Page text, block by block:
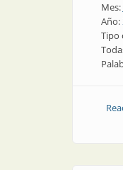
Mes:
Año:
Tipo